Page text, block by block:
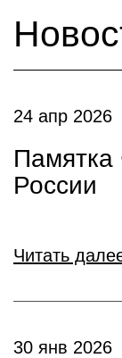
24 апр 2026
России
Читать
30 янв 2026